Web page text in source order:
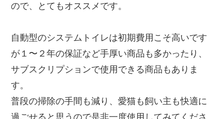
ので、とてもオススメです。
自動型のシステムトイレは初期費用こそ高いです
が１〜２年の保証など手厚い商品も多かったり、
サブスクリプションで使用できる商品もありま
す。
普段の掃除の手間も減り、愛猫も飼い主も快適に
過ごせると思うので是非一度使用してみてくださ